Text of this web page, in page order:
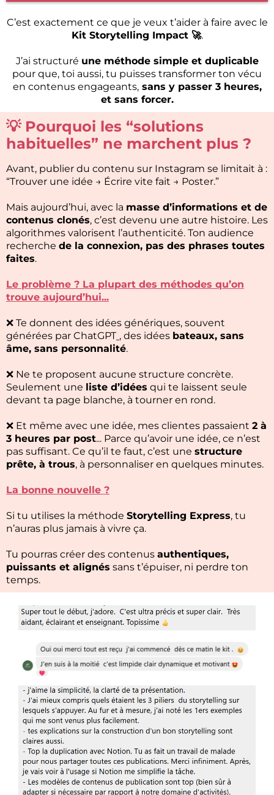
C’est exactement ce que je veux t’aider à faire avec le
Kit Storytelling Impact 🚀.
J’ai structuré une méthode simple et duplicable
pour que, toi aussi, tu puisses transformer ton vécu
en contenus engageants,sans y passer 3 heures,
et sans forcer.
💡 Pourquoi les “solutions
habituelles” ne marchent plus ?
Avant, publier du contenu sur Instagram se limitait à :
“Trouver une idée → Écrire vite fait → Poster.”
Mais aujourd’hui, avec la masse d’informations et de
contenus clonés, c’est devenu une autre histoire. Les
algorithmes valorisent l’authenticité. Ton audience
recherche de la connexion, pas des phrases toutes
faites.
Le problème ? La plupart des méthodes qu’on
trouve aujourd’hui...
❌ Te donnent des idées génériques, souvent
générées par ChatGPT , des idées bateaux, sans
âme, sans personnalité.
❌ Ne te proposent aucune structure concrète.
Seulement une liste d’idées qui te laissent seule
devant ta page blanche, à tourner en rond.
❌ Et même avec une idée, mes clientes passaient 2 à
3 heures par post... Parce qu’avoir une idée, ce n’est
pas suffisant. Ce qu’il te faut, c’est une structure
prête, à trous, à personnaliser en quelques minutes.
La bonne nouvelle ?
Si tu utilises la méthode Storytelling Express, tu
n’auras plus jamais à vivre ça.
Tu pourras créer des contenus authentiques,
puissants et alignés sans t’épuiser, ni perdre ton
temps.